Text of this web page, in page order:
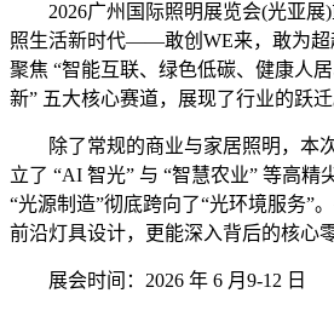
2026广州国际照明展览会(光亚展)
照生活新时代——敢创WE来，敢为超
聚焦 “智能互联、绿色低碳、健康人
新” 五大核心赛道，展现了行业的跃迁
除了常规的商业与家居照明，本
立了 “AI 智光” 与 “智慧农业” 等高精
“光源制造”彻底跨向了“光环境服务”
前沿灯具设计，更能深入背后的核心
展会时间：2026 年 6 月9-12 日